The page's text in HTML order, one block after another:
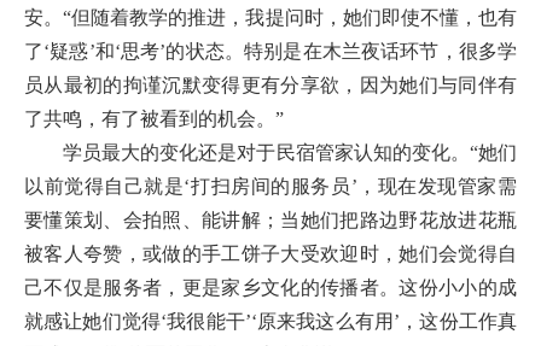
安。“但随着教学的推进，我提问时，她们即使不懂，也有
了‘疑惑’和‘思考’的状态。特别是在木兰夜话环节，很多学
员从最初的拘谨沉默变得更有分享欲，因为她们与同伴有
了共鸣，有了被看到的机会。”
学员最大的变化还是对于民宿管家认知的变化。“她们
以前觉得自己就是‘打扫房间的服务员’，现在发现管家需
要懂策划、会拍照、能讲解；当她们把路边野花放进花瓶
被客人夸赞，或做的手工饼子大受欢迎时，她们会觉得自
己不仅是服务者，更是家乡文化的传播者。这份小小的成
就感让她们觉得‘我很能干’‘原来我这么有用’，这份工作真